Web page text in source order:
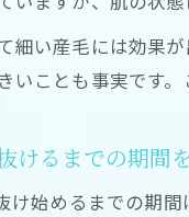
細い産毛には効果
いことも事実です
けるまでの期間
け始めるまでの期